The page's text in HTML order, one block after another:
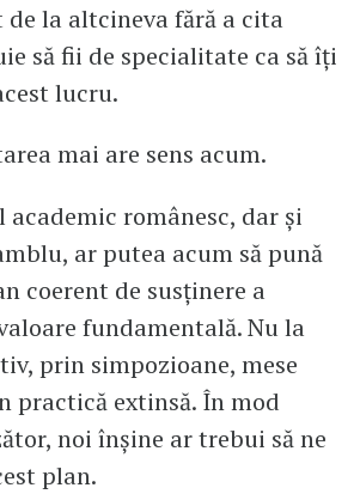
la altcineva fără a cita
să fii de specialitate ca să îți
lucru.
mai are sens acum.
academic românesc, dar și
ar putea acum să pună
coerent de susținere a
fundamentală. Nu la
prin simpozioane, mese
practică extinsă. În mod
noi înșine ar trebui să ne
plan.